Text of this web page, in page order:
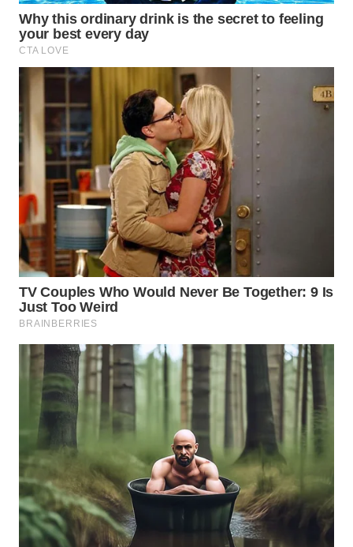
WN DELI
SERDANG
WN
TEBING
TINGGI
WN
PAKPAK
WN
KARAWANG
WN
BEKASI
WN
WN
DEPOK
TAPANULI
UTARA
WN
SAMOSIR